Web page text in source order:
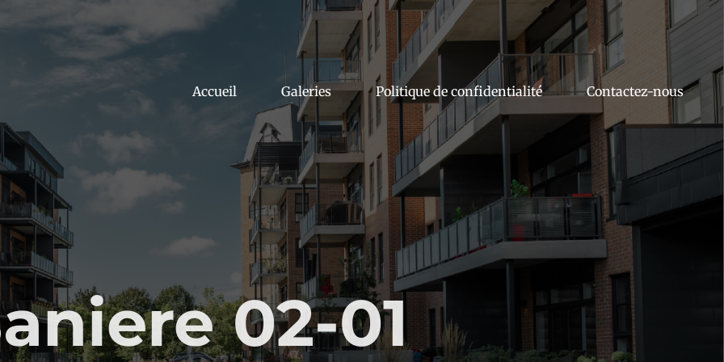
Accueil
Galeries Politique de confidentialité Contactez-nous
02-01